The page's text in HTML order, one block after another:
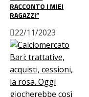
RACCONTO I MIEI
RAGAZZI”
22/11/2023